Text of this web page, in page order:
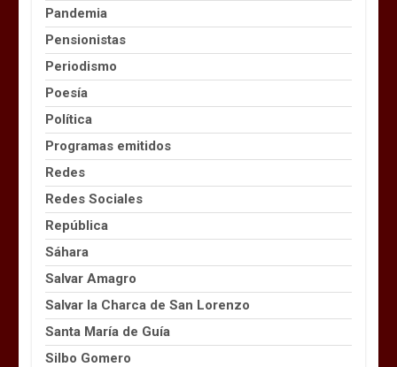
Pandemia
Pensionistas
Periodismo
Poesía
Política
Programas emitidos
Redes
Redes Sociales
República
Sáhara
Salvar Amagro
Salvar la Charca de San Lorenzo
Santa María de Guía
Silbo Gomero